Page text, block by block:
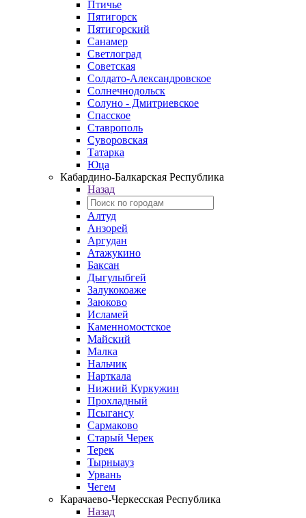
Птичье
Пятигорск
Пятигорский
Санамер
Светлоград
Советская
Солдато-Александровское
Солнечнодольск
Солуно - Дмитриевское
Спасское
Ставрополь
Суворовская
Татарка
Юца
Кабардино‑Балкарская Республика
Назад
Алтуд
Анзорей
Аргудан
Атажукино
Баксан
Дыгулыбгей
Залукокоаже
Заюково
Исламей
Каменномостское
Майский
Малка
Нальчик
Нарткала
Нижний Куркужин
Прохладный
Псыгансу
Сармаково
Старый Черек
Терек
Тырныауз
Урвань
Чегем
Карачаево-Черкесская Республика
Назад